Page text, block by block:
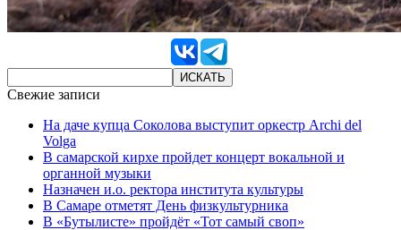
Свежие записи
На даче купца Соколова выступит оркестр Archi del
Volga
В самарской кирхе пройдет концерт вокальной и
органной музыки
Назначен и.о. ректора института культуры
В Самаре отметят День физкультурника
В «Бутылисте» пройдёт «Тот самый своп»